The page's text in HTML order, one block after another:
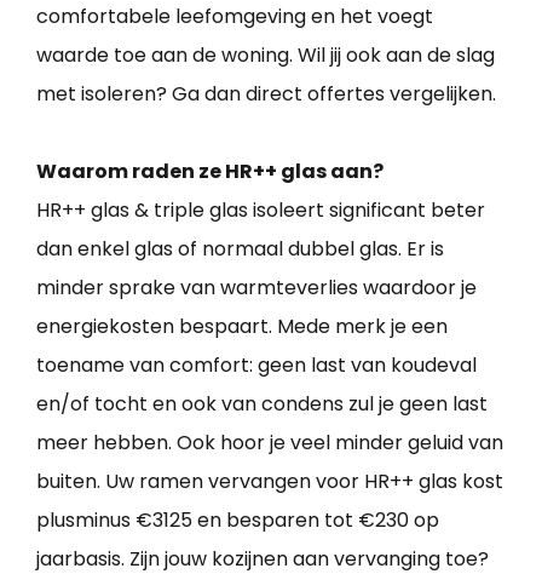
comfortabele leefomgeving en het voegt
waarde toe aan de woning. Wil jij ook aan de slag
met isoleren? Ga dan direct offertes vergelijken.
Waarom raden ze HR++ glas aan?
HR++ glas & triple glas isoleert significant beter
dan enkel glas of normaal dubbel glas. Er is
minder sprake van warmteverlies waardoor je
energiekosten bespaart. Mede merk je een
toename van comfort: geen last van koudeval
en/of tocht en ook van condens zul je geen last
meer hebben. Ook hoor je veel minder geluid van
buiten. Uw ramen vervangen voor HR++ glas kost
plusminus €3125 en besparen tot €230 op
jaarbasis. Zijn jouw kozijnen aan vervanging toe?